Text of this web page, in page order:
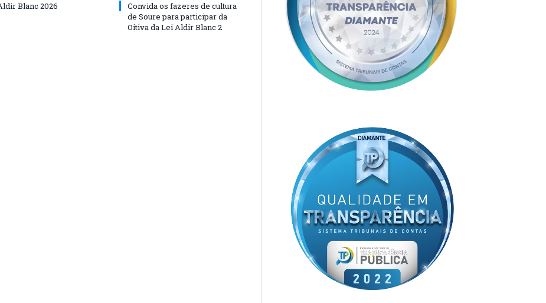
Blanc 2026
Convida os fazeres de cultura
de Soure para participar da
Oitiva da Lei Aldir Blanc 2